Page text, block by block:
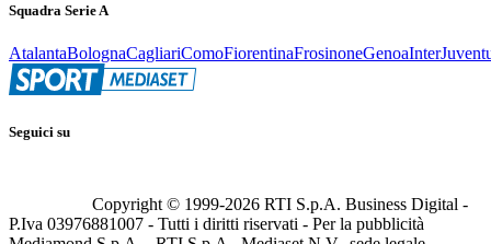
Squadra Serie A
AtalantaBolognaCagliariComoFiorentinaFrosinoneGenoaInter
Seguici su
Copyright © 1999-2026 RTI S.p.A. Business Digital -
P.Iva 03976881007 - Tutti i diritti riservati - Per la pubblicità